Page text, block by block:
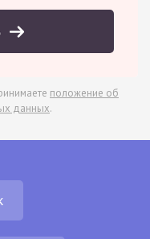
положение об
данных.